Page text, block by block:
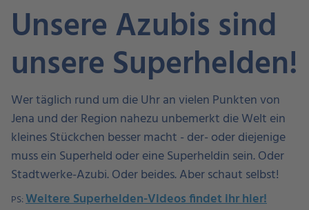
Unsere Azubis sind
unsere Superhelden!
Wer täglich rund um die Uhr an vielen Punkten von
Jena und der Region nahezu unbemerkt die Welt ein
kleines Stückchen besser macht - der- oder diejenige
muss ein Superheld oder eine Superheldin sein. Oder
Stadtwerke-Azubi. Oder beides. Aber schaut selbst!
PS:Weitere Superhelden-Videos findet ihr hier!